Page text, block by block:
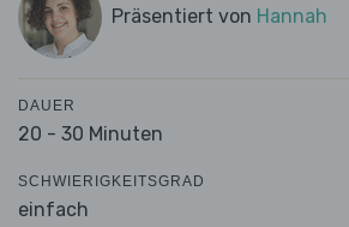
Präsentiert von Hannah
DAUER
20 - 30 Minuten
SCHWIERIGKEITSGRAD
einfach